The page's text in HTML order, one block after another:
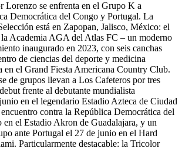
Lorenzo se enfrenta en el Grupo K a
Democrática del Congo y Portugal. La
está en Zapopan, Jalisco, México: el
la Academia AGA del Atlas FC – un moderno
inaugurado en 2023, con seis canchas
de ciencias del deporte y medicina
en el Grand Fiesta Americana Country Club.
de grupos llevan a Los Cafeteros por tres
frente al debutante mundialista
en el legendario Estadio Azteca de Ciudad
contra la República Democrática del
el Estadio Akron de Guadalajara, y un
ante Portugal el 27 de junio en el Hard
Particularmente destacable: la Tricolor